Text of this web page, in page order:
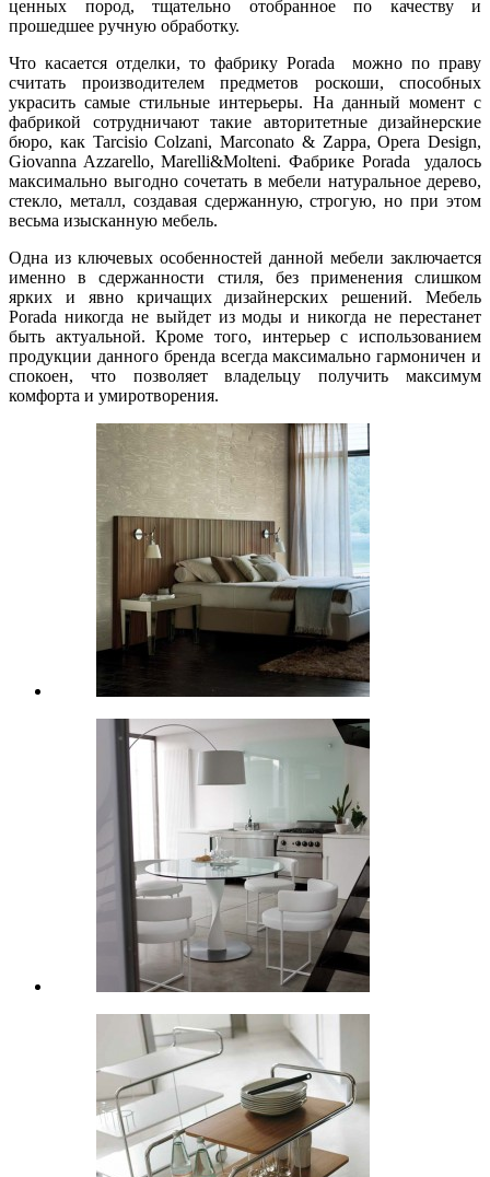
ценных пород, тщательно отобранное по качеству и
прошедшее ручную обработку.
Что касается отделки, то фабрику Porada можно по праву
считать производителем предметов роскоши, способных
украсить самые стильные интерьеры. На данный момент с
фабрикой сотрудничают такие авторитетные дизайнерские
бюро, как Tarcisio Colzani, Marconato & Zappa, Opera Design,
Giovanna Azzarello, Marelli&Molteni. Фабрике Porada удалось
максимально выгодно сочетать в мебели натуральное дерево,
стекло, металл, создавая сдержанную, строгую, но при этом
весьма изысканную мебель.
Одна из ключевых особенностей данной мебели заключается
именно в сдержанности стиля, без применения слишком
ярких и явно кричащих дизайнерских решений. Мебель
Porada никогда не выйдет из моды и никогда не перестанет
быть актуальной. Кроме того, интерьер с использованием
продукции данного бренда всегда максимально гармоничен и
спокоен, что позволяет владельцу получить максимум
комфорта и умиротворения.